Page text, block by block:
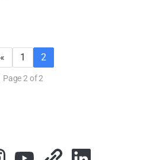
« 1 2
Page 2 of 2